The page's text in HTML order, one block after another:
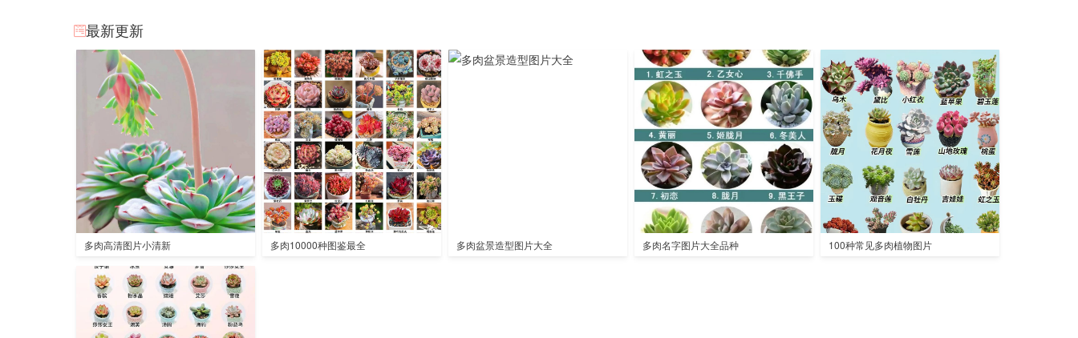
最新更新
多肉高清图片小清新 多肉10000种图鉴最全 多肉盆景造型图片大全 多肉名字图片大全品种 100种常见多肉植物图片